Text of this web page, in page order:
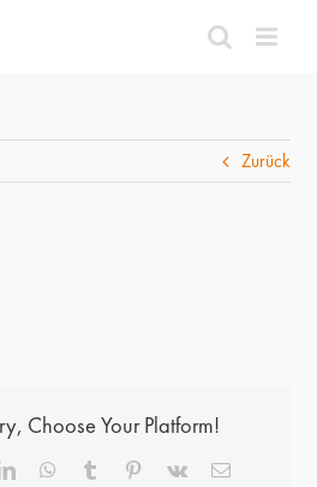
Zurück
Choose Your Platform!
LinkedInWhatsApp
Tumblr Pinterest
Vk
E-